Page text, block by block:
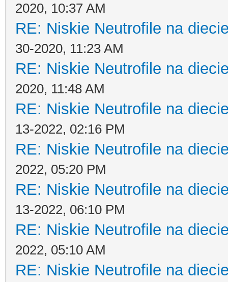
2020, 10:37 AM
RE: Niskie Neutrofile na
30-2020, 11:23 AM
RE: Niskie Neutrofile na
2020, 11:48 AM
RE: Niskie Neutrofile na
13-2022, 02:16 PM
RE: Niskie Neutrofile na
2022, 05:20 PM
RE: Niskie Neutrofile na
13-2022, 06:10 PM
RE: Niskie Neutrofile na
2022, 05:10 AM
RE: Niskie Neutrofile na